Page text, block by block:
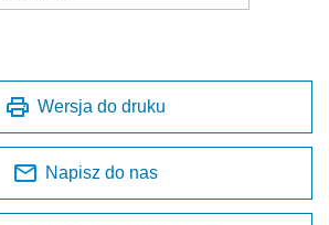
Wersja do druku
Napisz do nas